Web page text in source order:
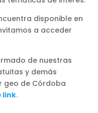
disponible en
a acceder
de nuestras
y demás
geo de Córdoba
link.